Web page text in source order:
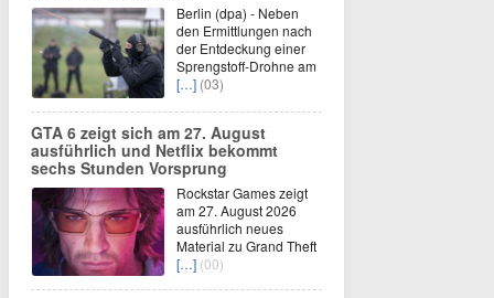
Berlin (dpa) - Neben
den Ermittlungen nach
der Entdeckung einer
Sprengstoff-Drohne am
[…] (03)
GTA 6 zeigt sich am 27. August
ausführlich und Netflix bekommt
sechs Stunden Vorsprung
Rockstar Games zeigt
am 27. August 2026
ausführlich neues
Material zu Grand Theft
[…] (00)